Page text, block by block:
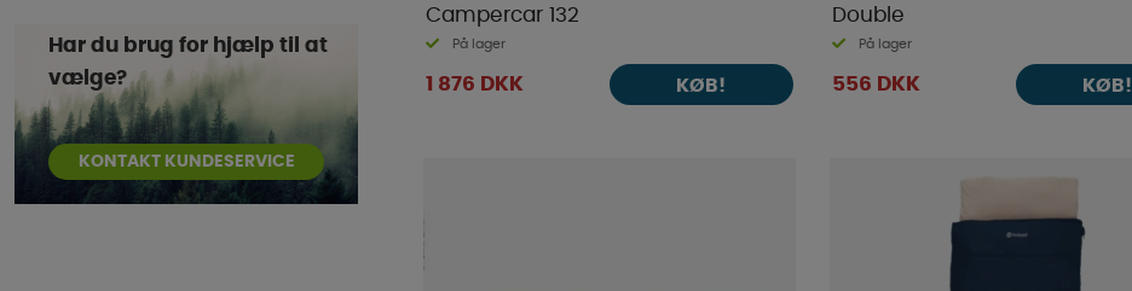
Har du brug for hjælp til at
vælge?
KONTAKT KUNDESERVICE
Campercar 132
På lager
1 876 DKK KØB!
Double
På lager
556 DKK KØB!